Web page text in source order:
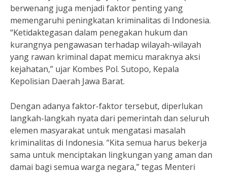
berwenang juga menjadi faktor penting yang
memengaruhi peningkatan kriminalitas di Indonesia.
“Ketidaktegasan dalam penegakan hukum dan
kurangnya pengawasan terhadap wilayah-wilayah
yang rawan kriminal dapat memicu maraknya aksi
kejahatan,” ujar Kombes Pol. Sutopo, Kepala
Kepolisian Daerah Jawa Barat.
Dengan adanya faktor-faktor tersebut, diperlukan
langkah-langkah nyata dari pemerintah dan seluruh
elemen masyarakat untuk mengatasi masalah
kriminalitas di Indonesia. “Kita semua harus bekerja
sama untuk menciptakan lingkungan yang aman dan
damai bagi semua warga negara,” tegas Menteri